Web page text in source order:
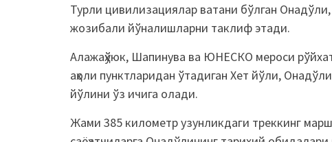
Турли цивилизациялар ватани бўлган
жозибали йўналишларни таклиф этади.
Алажаҳўюк, Шапинува ва ЮНEСКО мероси
аҳоли пунктларидан ўтадиган Хет йўли,
йўлини ўз ичига олади.
Жами 385 километр узунликдаги треккинг